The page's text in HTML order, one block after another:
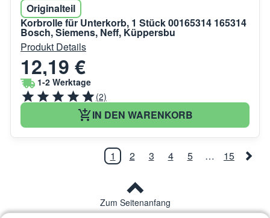
Originalteil
Korbrolle für Unterkorb, 1 Stück 00165314 165314
Bosch, Siemens, Neff, Küppersbu
Produkt Details
12,19 €
1-2 Werktage
(2)
IN DEN WARENKORB
1 2 3 4 5 … 15
Zum Seitenanfang